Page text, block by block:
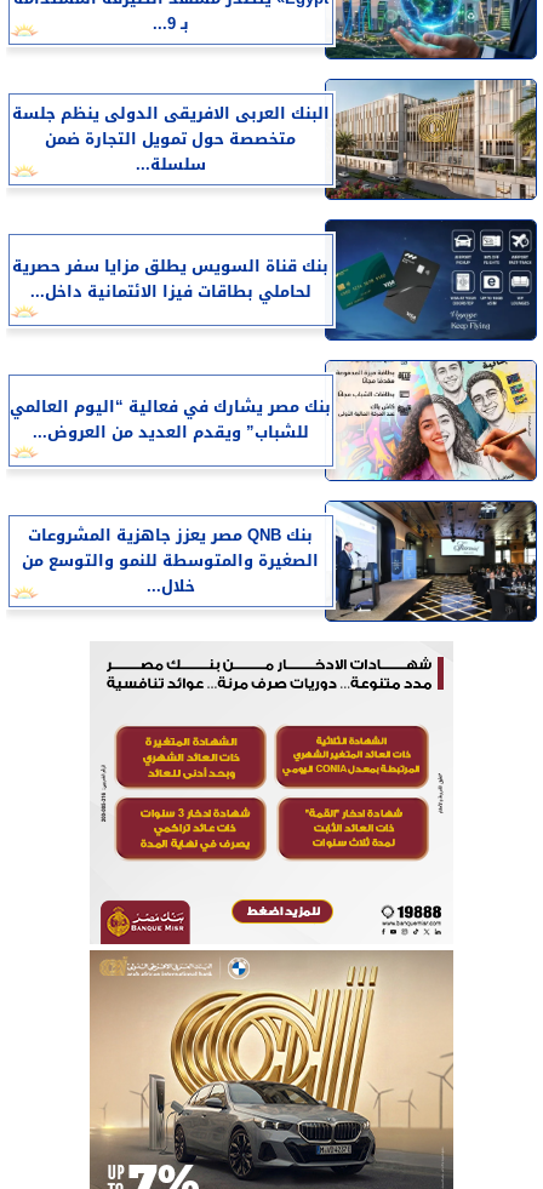
بـ 9...
البنك العربى الافريقى الدولى ينظم جلسة
متخصصة حول تمويل التجارة ضمن
سلسلة...
بنك قناة السويس يطلق مزايا سفر حصرية
لحاملي بطاقات فيزا الائتمانية داخل...
بنك مصر يشارك في فعالية “اليوم العالمي
للشباب” ويقدم العديد من العروض...
بنك QNB مصر يعزز جاهزية المشروعات
الصغيرة والمتوسطة للنمو والتوسع من
خلال...